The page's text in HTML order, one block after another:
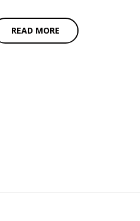
READ MORE